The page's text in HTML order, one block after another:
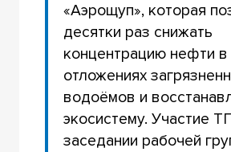
«Аэрощуп», которая
десятки раз снижать
концентрацию нефти
отложениях
водоёмов и
экосистему. Участие
заседании рабочей